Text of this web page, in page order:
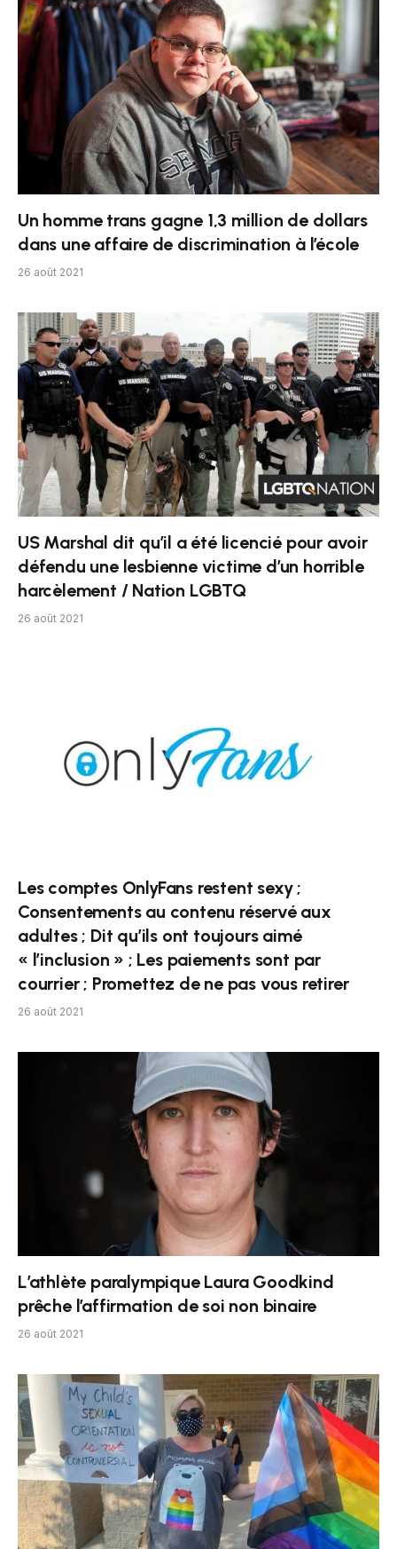
Un homme trans gagne 1,3 million de dollars
dans une affaire de discrimination à l’école
26 août 2021
US Marshal dit qu’il a été licencié pour avoir
défendu une lesbienne victime d’un horrible
harcèlement / Nation LGBTQ
26 août 2021
Les comptes OnlyFans restent sexy ;
Consentements au contenu réservé aux
adultes ; Dit qu’ils ont toujours aimé
« l’inclusion » ; Les paiements sont par
courrier ; Promettez de ne pas vous retirer
26 août 2021
L’athlète paralympique Laura Goodkind
prêche l’affirmation de soi non binaire
26 août 2021